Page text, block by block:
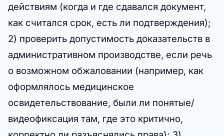
действиям (когда и где сдавался документ,
как считался срок, есть ли подтверждения);
2) проверить допустимость доказательств в
административном производстве, если речь
о возможном обжаловании (например, как
оформлялось медицинское
освидетельствование, были ли понятые/
видеофиксация там, где это критично,